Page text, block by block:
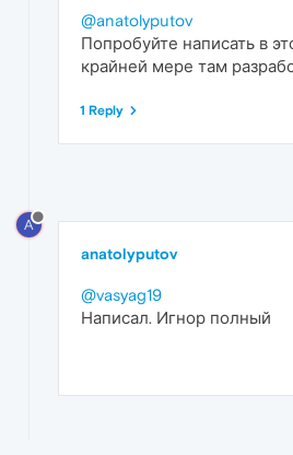
@anatolyputov
Попробуйте написать в
крайней мере там
1 Reply
A
anatolyputov
@vasyag19
Написал. Игнор полный